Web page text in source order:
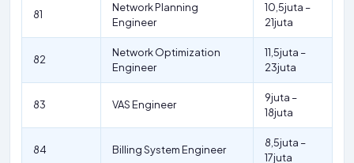
81
Network Planning
Engineer
10,5juta –
21juta
82
Network Optimization
Engineer
11,5juta –
23juta
83 VAS Engineer
9juta –
18juta
84 Billing System Engineer
8,5juta –
17juta